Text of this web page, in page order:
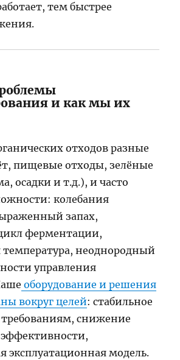
тем быстрее
и как мы их
отходов разные
пищевые отходы, зелёные
осадки и т.д.), и часто
колебания
запах,
ферментации,
температура, неоднородный
управления
оборудование и решения
вокруг целей: стабильное
требованиям, снижение
эффективности,
эксплуатационная модель.